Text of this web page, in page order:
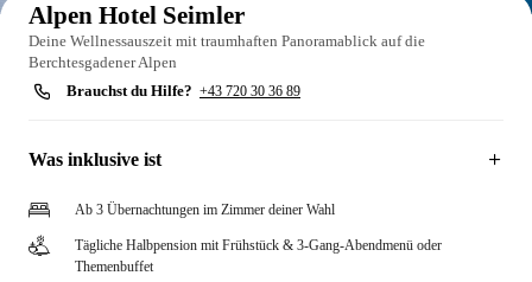
Alpen Hotel Seimler
Deine Wellnessauszeit mit traumhaften Panoramablick auf die
Berchtesgadener Alpen
Brauchst du Hilfe? +43 720 30 36 89
Was inklusive ist
Ab 3 Übernachtungen im Zimmer deiner Wahl
Tägliche Halbpension mit Frühstück & 3-Gang-Abendmenü oder
Themenbuffet